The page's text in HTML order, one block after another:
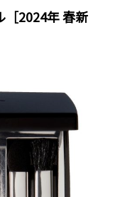
［2024年 春新